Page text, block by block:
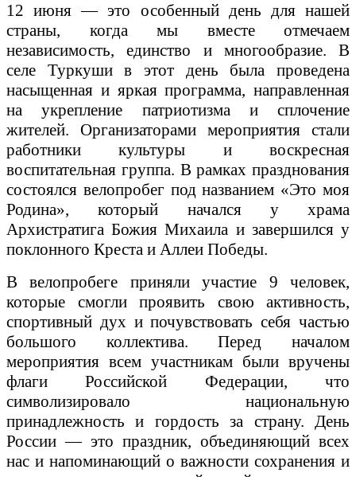
12 июня — это особенный день для нашей
страны, когда мы вместе отмечаем
независимость, единство и многообразие. В
селе Туркуши в этот день была проведена
насыщенная и яркая программа, направленная
на укрепление патриотизма и сплочение
жителей. Организаторами мероприятия стали
работники культуры и воскресная
воспитательная группа. В рамках празднования
состоялся велопробег под названием «Это моя
Родина», который начался у храма
Архистратига Божия Михаила и завершился у
поклонного Креста и Аллеи Победы.
В велопробеге приняли участие 9 человек,
которые смогли проявить свою активность,
спортивный дух и почувствовать себя частью
большого коллектива. Перед началом
мероприятия всем участникам были вручены
флаги Российской Федерации, что
символизировало национальную
принадлежность и гордость за страну. День
России — это праздник, объединяющий всех
нас и напоминающий о важности сохранения и